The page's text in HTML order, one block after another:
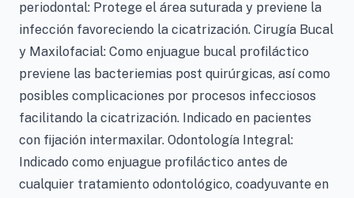
periodontal: Protege el área suturada y previene la
infección favoreciendo la cicatrización. Cirugía Bucal
y Maxilofacial: Como enjuague bucal profiláctico
previene las bacteriemias post quirúrgicas, así como
posibles complicaciones por procesos infecciosos
facilitando la cicatrización. Indicado en pacientes
con fijación intermaxilar. Odontología Integral:
Indicado como enjuague profiláctico antes de
cualquier tratamiento odontológico, coadyuvante en